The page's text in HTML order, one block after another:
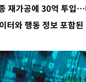
홈팀' 일본과 한일전
…1명 사망·1명 실종
35도' 무더위, 열대야 계속
협회 "실망과 걱정 안겨드
최대 150㎜ 비
재가공에 30억 투입
터와 행동 정보 포함